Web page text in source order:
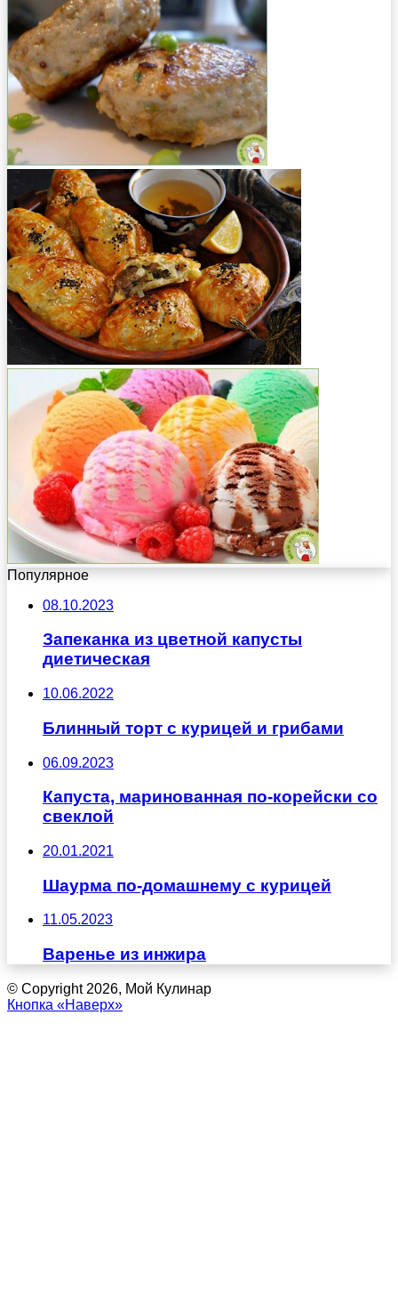
Популярное
08.10.2023
Запеканка из цветной капусты
диетическая
10.06.2022
Блинный торт с курицей и грибами
06.09.2023
Капуста, маринованная по-корейски со
свеклой
20.01.2021
Шаурма по-домашнему с курицей
11.05.2023
Варенье из инжира
© Copyright 2026, Мой Кулинар
Кнопка «Наверх»